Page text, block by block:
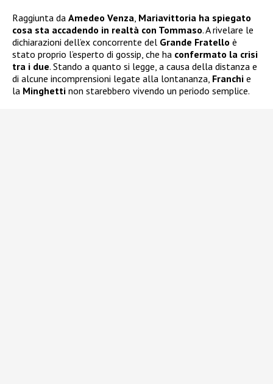
Raggiunta da Amedeo Venza Mariavittoria ha spiegato
cosa sta accadendo in realtà con Tommaso. A rivelare le
dichiarazioni dell’ex concorrente del Grande Fratello è
stato proprio l’esperto di gossip, che ha confermato la crisi
tra i due. Stando a quanto si legge, a causa della distanza e
di alcune incomprensioni legate alla lontananza, Franchi e
la Minghetti non starebbero vivendo un periodo semplice.